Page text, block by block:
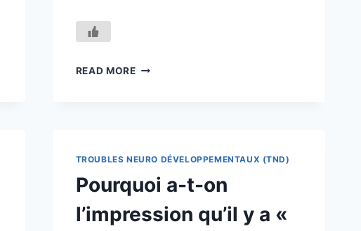
READ MOREBURNOUT
SAGE
LE
TROUBLES NEURO DÉVELOPPEMENTAUX (TND)
Pourquoi a-t-on
l’impression qu’il y a «